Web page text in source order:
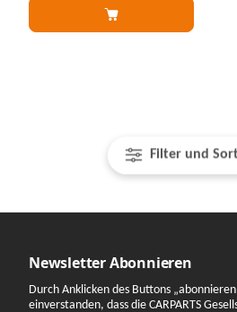
Filter und
Newsletter Abonnieren
Durch Anklicken des Buttons
einverstanden, dass die CARPARTS